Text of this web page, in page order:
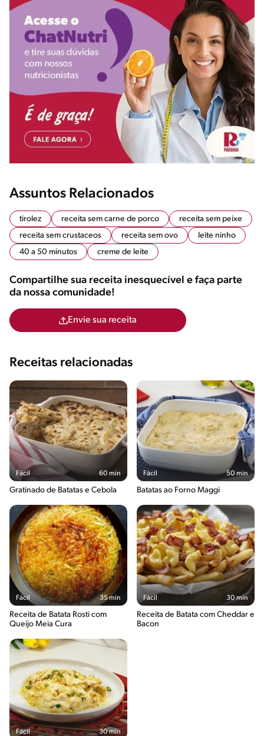
Assuntos Relacionados
tirolez receita sem carne de porco
receita sem peixe
receita sem crustaceos
receita sem ovo
leite ninho
40 a 50 minutos
creme de leite
Compartilhe sua receita inesquecível e faça parte
da nossa comunidade!
Envie sua receita
Receitas relacionadas
Fácil 60 min
Gratinado de Batatas e Cebola
Fácil 50 min
Batatas ao Forno Maggi
Fácil 35 min
Receita de Batata Rosti com
Queijo Meia Cura
Fácil 30 min
Receita de Batata com Cheddar e
Bacon
Fácil 30 min